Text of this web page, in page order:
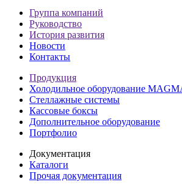
Группа компаний
Руководство
История развития
Новости
Контакты
Продукция
Холодильное оборудование
Стеллажные системы
Кассовые боксы
Дополнительное оборудование
Портфолио
Документация
Каталоги
Прочая документация